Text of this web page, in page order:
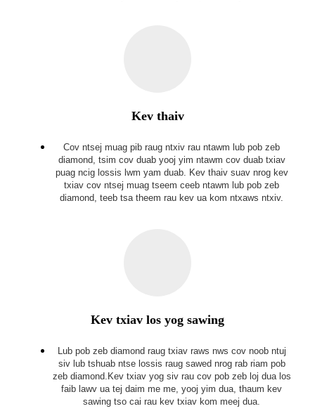
Kev thaiv
Cov ntsej muag pib raug ntxiv rau ntawm lub pob zeb
diamond, tsim cov duab yooj yim ntawm cov duab txiav
puag ncig lossis lwm yam duab. Kev thaiv suav nrog kev
txiav cov ntsej muag tseem ceeb ntawm lub pob zeb
diamond, teeb tsa theem rau kev ua kom ntxaws ntxiv.
Kev txiav los yog sawing
Lub pob zeb diamond raug txiav raws nws cov noob ntuj
siv lub tshuab ntse lossis raug sawed nrog rab riam pob
zeb diamond. Kev txiav yog siv rau cov pob zeb loj dua los
faib lawv ua tej daim me me, yooj yim dua, thaum kev
sawing tso cai rau kev txiav kom meej dua.